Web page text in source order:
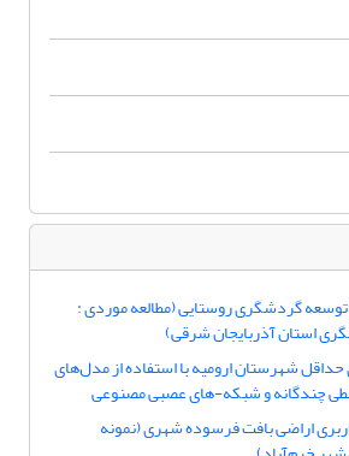
گردشگری روستایی (مطالعه موردی :
استان آذربایجان شرقی)
شهرستان ارومیه با استفاده از مدل‌های
چندگانه و شبکه-های‌ عصبی مصنوعی
اراضی بافت فرسوده شهری (نمونه